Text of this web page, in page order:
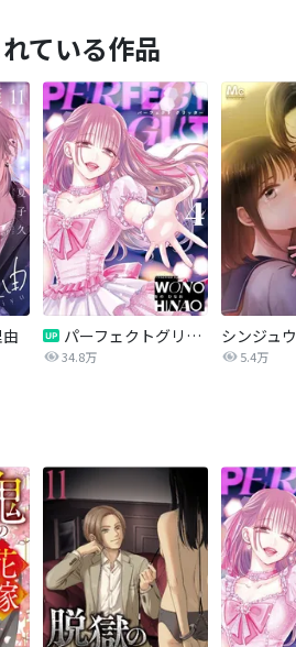
ている作品
パーフェクトグリッター
34.8万 5.4万